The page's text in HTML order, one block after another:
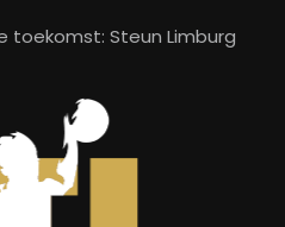
toekomst: Steun Limburg